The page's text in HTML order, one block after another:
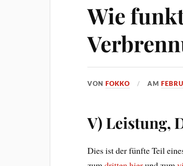
Wie
VONFOKKO AM
V) Leistung,
Dies ist der fünfte Teil